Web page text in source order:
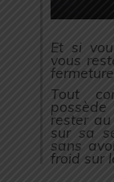
Et si
vous
Tout
rester
sur sa
sans
froid sur